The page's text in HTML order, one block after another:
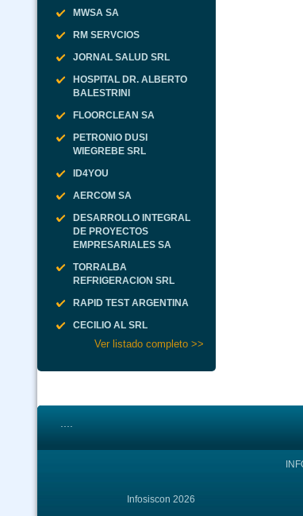
MWSA SA
RM SERVCIOS
JORNAL SALUD SRL
HOSPITAL DR. ALBERTO
BALESTRINI
FLOORCLEAN SA
PETRONIO DUSI
WIEGREBE SRL
ID4YOU
AERCOM SA
DESARROLLO INTEGRAL
DE PROYECTOS
EMPRESARIALES SA
TORRALBA
REFRIGERACION SRL
RAPID TEST ARGENTINA
CECILIO AL SRL
Ver listado completo >>
Infosiscon 2026